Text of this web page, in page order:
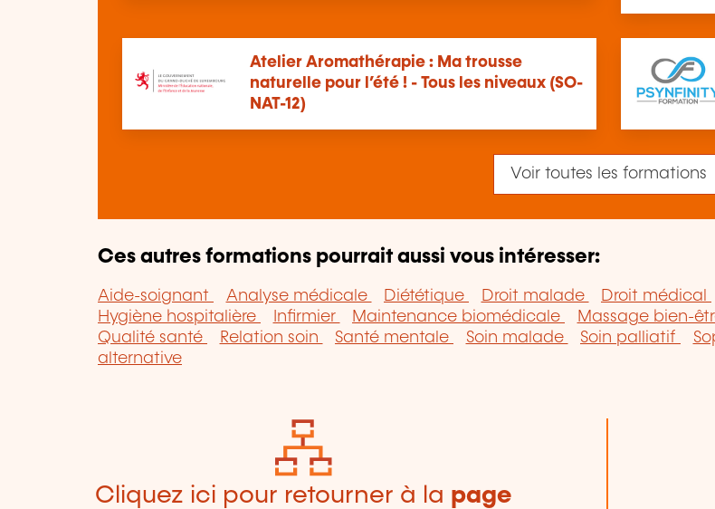
Atelier Aromathérapie : Ma trousse
naturelle pour l’été ! - Tous les niveaux (SO-
NAT-12)
Voir toutes les formations
Ces autres formations pourrait aussi vous intéresser:
Aide-soignant Analyse médicale Diététique Droit malade Droit médical
Hygiène hospitalière
Infirmier Maintenance biomédicale Massage bien-
Qualité santé
Relation soin Santé mentale Soin malade Soin palliatif
alternative
Cliquez ici pour retourner à la page